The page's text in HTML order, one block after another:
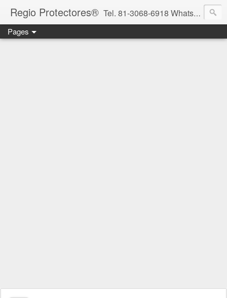
Regio Protectores® Tel. 81-3068-6918 WhatsApp 81-2636-2823 / 33-1145-3780 cotizacionregioprotectores@gmail.com / regioprotectores@gmail.com https://www.facebook.com/RegioProtectores/
Pages